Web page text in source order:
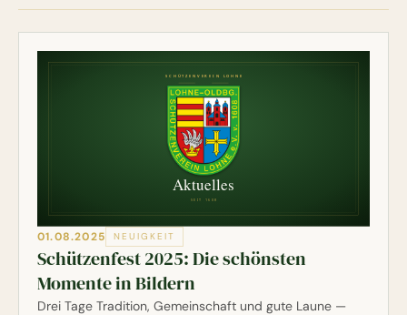
01.08.2025 NEUIGKEIT
Schützenfest 2025: Die schönsten
Momente in Bildern
Drei Tage Tradition, Gemeinschaft und gute Laune —